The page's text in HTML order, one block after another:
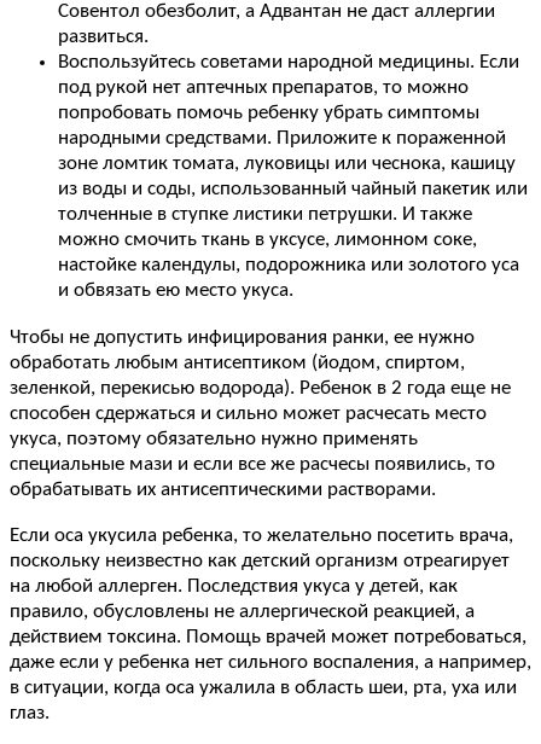
Совентол обезболит, а Адвантан не даст аллергии
развиться.
Воспользуйтесь советами народной медицины. Если
под рукой нет аптечных препаратов, то можно
попробовать помочь ребенку убрать симптомы
народными средствами. Приложите к пораженной
зоне ломтик томата, луковицы или чеснока, кашицу
из воды и соды, использованный чайный пакетик или
толченные в ступке листики петрушки. И также
можно смочить ткань в уксусе, лимонном соке,
настойке календулы, подорожника или золотого уса
и обвязать ею место укуса.
Чтобы не допустить инфицирования ранки, ее нужно
обработать любым антисептиком (йодом, спиртом,
зеленкой, перекисью водорода). Ребенок в 2 года еще не
способен сдержаться и сильно может расчесать место
укуса, поэтому обязательно нужно применять
специальные мази и если все же расчесы появились, то
обрабатывать их антисептическими растворами.
Если оса укусила ребенка, то желательно посетить врача,
поскольку неизвестно как детский организм отреагирует
на любой аллерген. Последствия укуса у детей, как
правило, обусловлены не аллергической реакцией, а
действием токсина. Помощь врачей может потребоваться,
даже если у ребенка нет сильного воспаления, а например,
в ситуации, когда оса ужалила в область шеи, рта, уха или
глаз.